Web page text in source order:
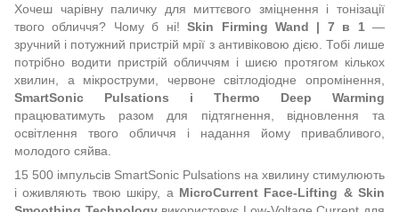
Хочеш чарівну паличку для миттєвого зміцнення і тонізації
твого обличчя? Чому б ні!Skin Firming Wand | 7 в 1 —
зручний і потужний пристрій мрії з антивіковою дією. Тобі лише
потрібно водити пристрій обличчям і шиєю протягом кількох
хвилин, а мікроструми, червоне світлодіодне опромінення,
SmartSonic Pulsations і Thermo Deep Warming
працюватимуть разом для підтягнення, відновлення та
освітлення твого обличчя і надання йому привабливого,
молодого сяйва.
15 500 імпульсів SmartSonic Pulsations на хвилину стимулюють
і оживляють твою шкіру, а MicroCurrent Face-Lifting & Skin